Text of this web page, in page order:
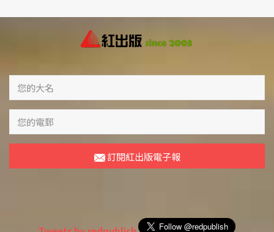
訂閱紅出版電子報